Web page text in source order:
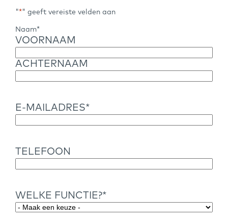
"*" geeft vereiste velden aan
Naam*
VOORNAAM
ACHTERNAAM
E-MAILADRES*
TELEFOON
WELKE FUNCTIE?*